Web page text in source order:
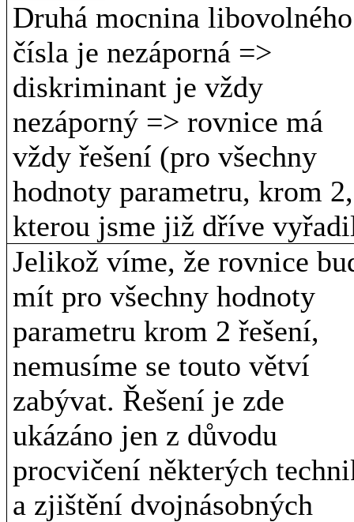
Druhá mocnina libovolného
čísla je nezáporná =>
diskriminant je vždy
nezáporný => rovnice má
vždy řešení (pro všechny
hodnoty parametru, krom 2,
kterou jsme již dříve
Jelikož víme, že rovnice
mít pro všechny hodnoty
parametru krom 2 řešení,
nemusíme se touto větví
zabývat. Řešení je zde
ukázáno jen z důvodu
procvičení některých
a zjištění dvojnásobných